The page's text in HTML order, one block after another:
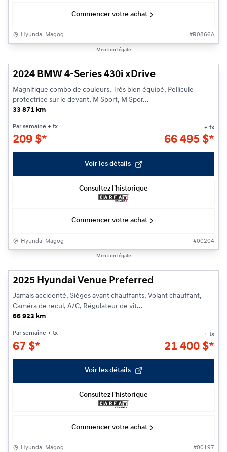
Commencer votre achat
Hyundai Magog #R0866A
Mention légale
2024 BMW 4-Series 430i xDrive
Magnifique combo de couleurs, Très bien équipé, Pellicule
protectrice sur le devant, M Sport, M Spor...
33 871 km
Par semaine + tx
209 $*
+ tx
66 495 $*
Voir les détails
Consultez l'historique
Commencer votre achat
Hyundai Magog #00204
Mention légale
2025 Hyundai Venue Preferred
Jamais accidenté, Sièges avant chauffants, Volant chauffant,
Caméra de recul, A/C, Régulateur de vit...
66 923 km
Par semaine + tx
67 $*
+ tx
21 400 $*
Voir les détails
Consultez l'historique
Commencer votre achat
Hyundai Magog #00197